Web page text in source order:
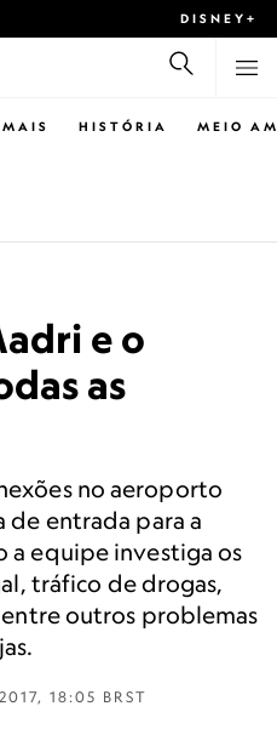
DISNEY+
HISTÓRIA MEIO
e o
as
no aeroporto
entrada para a
a equipe investiga os
tráfico de drogas,
outros problemas
18:05 BRST